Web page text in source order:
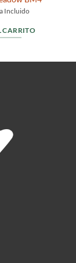
Incluido
CARRITO